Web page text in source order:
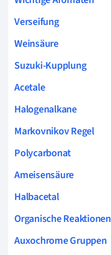
Verseifung
Weinsäure
Suzuki-Kupplung
Acetale
Halogenalkane
Markovnikov Regel
Polycarbonat
Ameisensäure
Halbacetal
Organische Reaktionen
Auxochrome Gruppen